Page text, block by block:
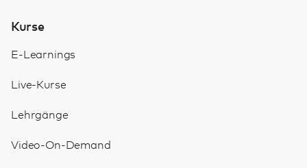
Kurse
E-Learnings
Live-Kurse
Lehrgänge
Video-On-Demand